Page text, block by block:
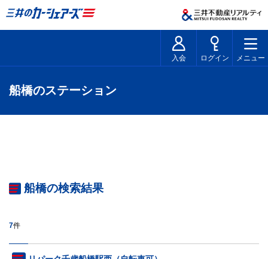
入会 ログイン メニュー
船橋のステーション
船橋の検索結果
7件